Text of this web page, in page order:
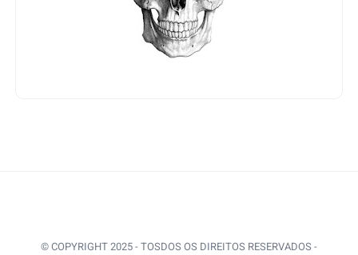
© COPYRIGHT 2025 - TOSDOS OS DIREITOS RESERVADOS -